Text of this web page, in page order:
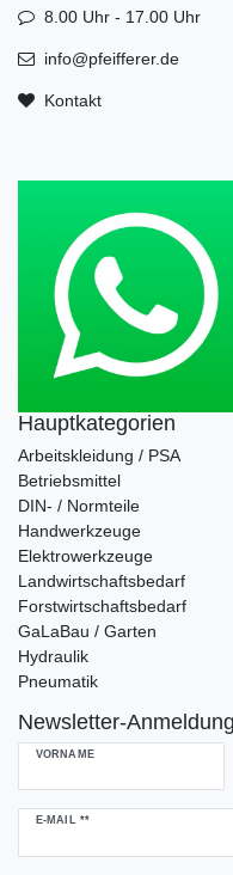
8.00 Uhr - 17.00 Uhr
info@pfeifferer.de
Kontakt
Hauptkategorien
Arbeitskleidung / PSA
Betriebsmittel
DIN- / Normteile
Handwerkzeuge
Elektrowerkzeuge
Landwirtschaftsbedarf
Forstwirtschaftsbedarf
GaLaBau / Garten
Hydraulik
Pneumatik
Newsletter-Anmeldung
VORNAME
E-MAIL **
Newsletter